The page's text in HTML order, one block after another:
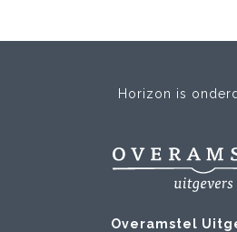
Horizon is
Overamstel